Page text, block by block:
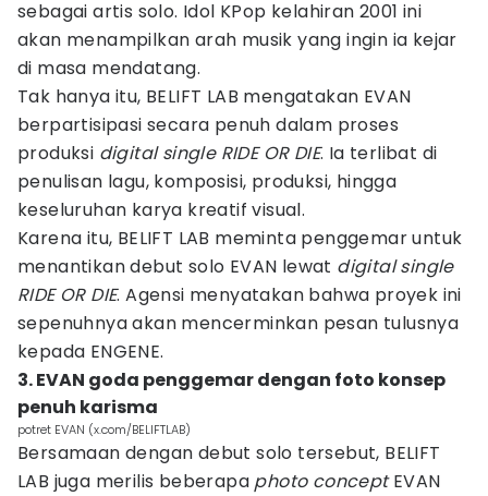
sebagai artis solo. Idol KPop kelahiran 2001 ini
akan menampilkan arah musik yang ingin ia kejar
di masa mendatang.
Tak hanya itu, BELIFT LAB mengatakan EVAN
berpartisipasi secara penuh dalam proses
produksi digital single RIDE OR DIE. Ia terlibat di
penulisan lagu, komposisi, produksi, hingga
keseluruhan karya kreatif visual.
Karena itu, BELIFT LAB meminta penggemar untuk
menantikan debut solo EVAN lewat digital single
RIDE OR DIE. Agensi menyatakan bahwa proyek ini
sepenuhnya akan mencerminkan pesan tulusnya
kepada ENGENE.
3. EVAN goda penggemar dengan foto konsep
penuh karisma
potret EVAN (x.com/BELIFTLAB)
Bersamaan dengan debut solo tersebut, BELIFT
LAB juga merilis beberapa photo conceptEVAN